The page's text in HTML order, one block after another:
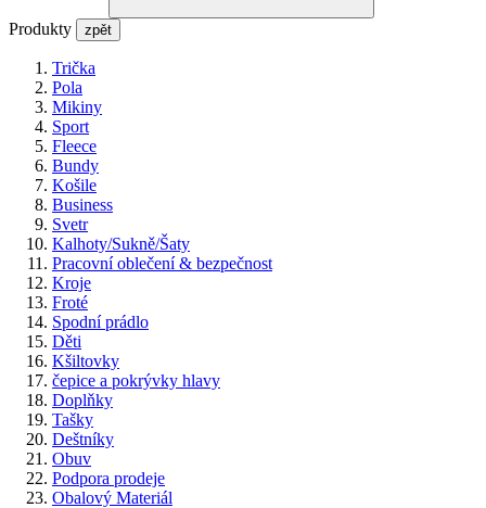
Produkty zpět
Trička
Pola
Mikiny
Sport
Fleece
Bundy
Košile
Business
Svetr
Kalhoty/Sukně/Šaty
Pracovní oblečení & bezpečnost
Kroje
Froté
Spodní prádlo
Děti
Kšiltovky
čepice a pokrývky hlavy
Doplňky
Tašky
Deštníky
Obuv
Podpora prodeje
Obalový Materiál